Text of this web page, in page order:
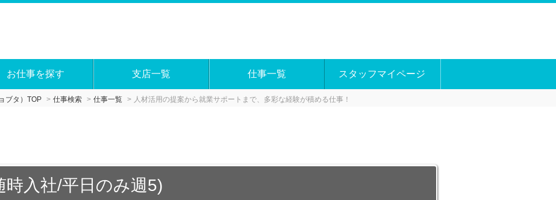
お仕事を探す 支店一覧 仕事一覧 スタッフマイページ
ブタ）TOP 仕事検索 仕事一覧 人材活用の提案から就業サポートまで、多彩な経験が積める仕事！
時入社/平日のみ週5)